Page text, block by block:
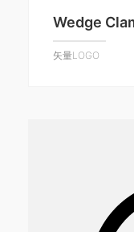
Wedge
矢量LOGO